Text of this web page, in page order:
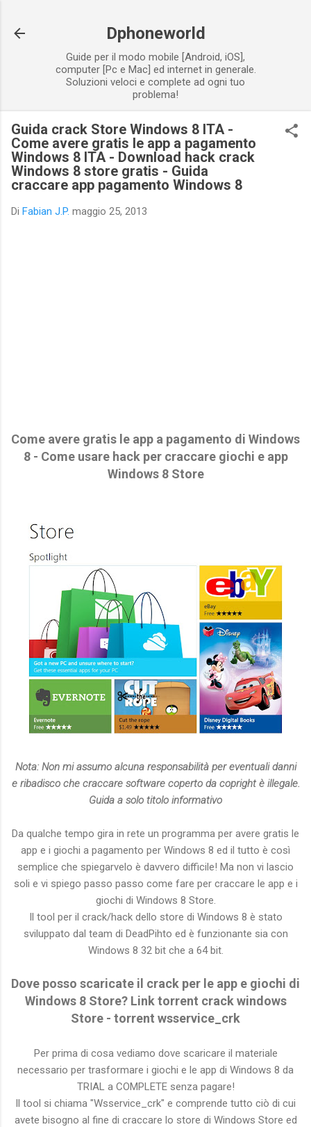
Dphoneworld
Guide per il modo mobile [Android, iOS],
computer [Pc e Mac] ed internet in generale.
Soluzioni veloci e complete ad ogni tuo
problema!
Guida crack Store Windows 8 ITA -
Come avere gratis le app a pagamento
Windows 8 ITA - Download hack crack
Windows 8 store gratis - Guida
craccare app pagamento Windows 8
Di Fabian J.P. maggio 25, 2013
Come avere gratis le app a pagamento di Windows
8 - Come usare hack per craccare giochi e app
Windows 8 Store
Nota: Non mi assumo alcuna responsabilità per eventuali danni
e ribadisco che craccare software coperto da copright è illegale.
Guida a solo titolo informativo
Da qualche tempo gira in rete un programma per avere gratis le
app e i giochi a pagamento per Windows 8 ed il tutto è così
semplice che spiegarvelo è davvero difficile! Ma non vi lascio
soli e vi spiego passo passo come fare per craccare le app e i
giochi di Windows 8 Store.
Il tool per il crack/hack dello store di Windows 8 è stato
sviluppato dal team di DeadPihto ed è funzionante sia con
Windows 8 32 bit che a 64 bit.
Dove posso scaricate il crack per le app e giochi di
Windows 8 Store? Link torrent crack windows
Store - torrent wsservice_crk
Per prima di cosa vediamo dove scaricare il materiale
necessario per trasformare i giochi e le app di Windows 8 da
TRIAL a COMPLETE senza pagare!
Il tool si chiama "Wsservice_crk" e comprende tutto ciò di cui
avete bisogno al fine di craccare lo store di Windows Store ed